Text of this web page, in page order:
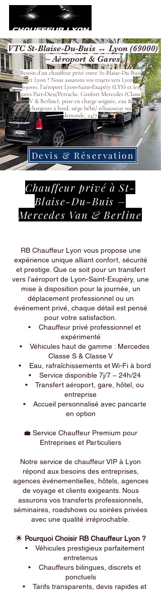
VTC St-Blaise-Du-Buis ↔ Lyon (69000)
– Aéroport & Gares
Besoin d’un chauffeur privé entre St-Blaise-Du-Buis
et Lyon ? Nous assurons vos trajets vers Lyon
69000, l’aéroport Lyon‑Saint‑Exupéry (LYS) et les
gares Part‑Dieu/Perrache. Confort Mercedes (Classe
V & Berline), prise en charge soignée, eau &
chargeurs à bord, siège bébé/ réhausseur sur
demande, 24/7.
Devis & Réservation
Chauffeur privé à St-
Blaise-Du-Buis –
Mercedes Van & Berline
RB Chauffeur Lyon vous propose une
expérience unique alliant confort, sécurité
et prestige. Que ce soit pour un transfert
vers l’aéroport de Lyon-Saint-Exupéry, une
mise à disposition pour la journée, un
déplacement professionnel ou un
événement privé, chaque détail est pensé
pour votre satisfaction.
• Chauffeur privé professionnel et
expérimenté
• Véhicules haut de gamme : Mercedes
Classe S & Classe V
• Eau, rafraîchissements et Wi-Fi à bord
• Service disponible 7j/7 – 24h/24
• Transfert aéroport, gare, hôtel, ou
entreprise
• Accueil personnalisé avec pancarte
en option
💼 Service Chauffeur Premium pour
Entreprises et Particuliers
Notre service de chauffeur VIP à Lyon
répond aux besoins des entreprises,
agences événementielles, hôtels, agences
de voyage et clients exigeants. Nous
assurons vos transferts professionnels,
séminaires, roadshows ou soirées privées
avec une qualité irréprochable.
🌟 Pourquoi Choisir RB Chauffeur Lyon ?
• Véhicules prestigieux parfaitement
entretenus
• Chauffeurs bilingues, discrets et
ponctuels
• Tarifs transparents, devis rapides et